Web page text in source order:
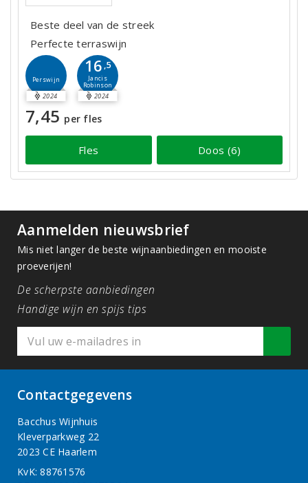
Beste deel van de streek
Perfecte terraswijn
Perswijn
2024
16 ,5
Jancis
Robinson
2024
7,45 per fles
Fles Doos (6)
Aanmelden nieuwsbrief
Mis niet langer de beste wijnaanbiedingen en mooiste
proeverijen!
De scherpste aanbiedingen
Handige wijn en spijs tips
Contactgegevens
Bacchus Wijnhuis
Kleverparkweg 22
2023 CE Haarlem
KvK: 88761576